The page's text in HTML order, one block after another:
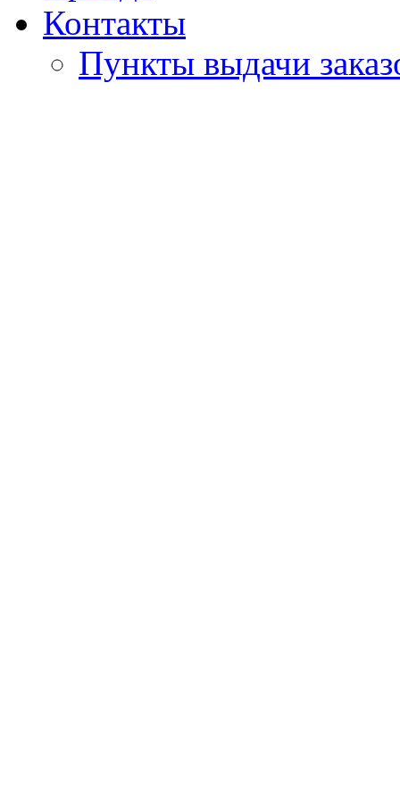
Контакты
Пункты выдачи